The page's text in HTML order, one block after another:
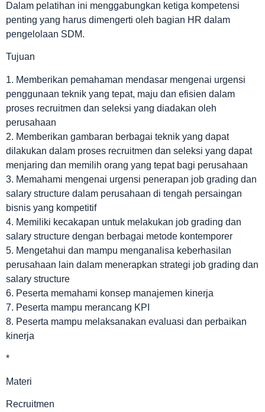
Dalam pelatihan ini menggabungkan ketiga kompetensi
penting yang harus dimengerti oleh bagian HR dalam
pengelolaan SDM.
Tujuan
1. Memberikan pemahaman mendasar mengenai urgensi
penggunaan teknik yang tepat, maju dan efisien dalam
proses recruitmen dan seleksi yang diadakan oleh
perusahaan
2. Memberikan gambaran berbagai teknik yang dapat
dilakukan dalam proses recruitmen dan seleksi yang dapat
menjaring dan memilih orang yang tepat bagi perusahaan
3. Memahami mengenai urgensi penerapan job grading dan
salary structure dalam perusahaan di tengah persaingan
bisnis yang kompetitif
4. Memiliki kecakapan untuk melakukan job grading dan
salary structure dengan berbagai metode kontemporer
5. Mengetahui dan mampu menganalisa keberhasilan
perusahaan lain dalam menerapkan strategi job grading dan
salary structure
6. Peserta memahami konsep manajemen kinerja
7. Peserta mampu merancang KPI
8. Peserta mampu melaksanakan evaluasi dan perbaikan
kinerja
*
Materi
Recruitmen